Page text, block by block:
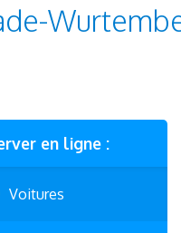
en ligne :
Voitures